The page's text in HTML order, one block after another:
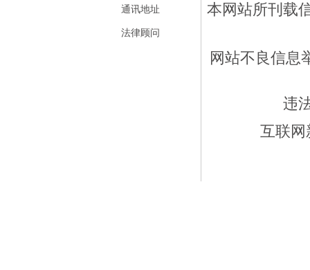
通讯地址
法律顾问
本网站所刊载
网站不良信息
违
互联网